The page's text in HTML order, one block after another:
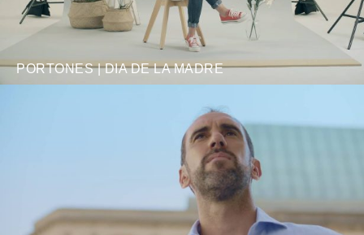
PORTONES | DIA DE LA MADRE